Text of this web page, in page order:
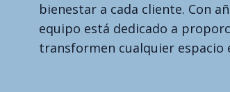
bienestar a cada cliente. Con
equipo está dedicado a
transformen cualquier espacio